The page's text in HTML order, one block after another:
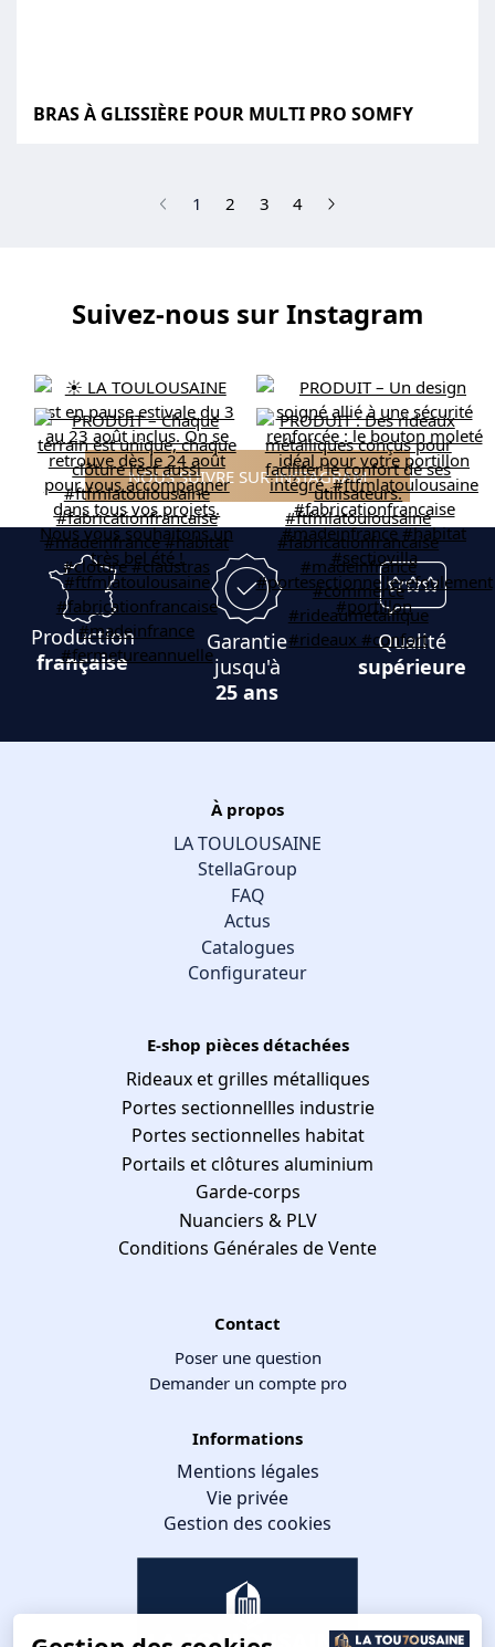
BRAS À GLISSIÈRE POUR MULTI PRO SOMFY
1 (current)
2 3 4
Suivez-nous sur Instagram
NOUS SUIVRE SUR INSTAGRAM
Production
française
Garantie
jusqu'à
25 ans
Qualité
supérieure
À propos
LA TOULOUSAINE
StellaGroup
FAQ
Actus
Catalogues
Configurateur
E-shop pièces détachées
Rideaux et grilles métalliques
Portes sectionnellles industrie
Portes sectionnelles habitat
Portails et clôtures aluminium
Garde-corps
Nuanciers & PLV
Conditions Générales de Vente
Contact
Poser une question
Demander un compte pro
Informations
Mentions légales
Vie privée
Gestion des cookies